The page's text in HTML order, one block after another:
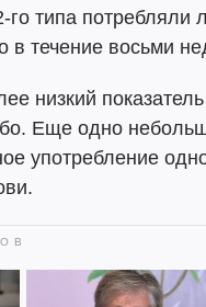
го типа потребляли
течение восьми
низкий показатель
Еще одно
употребление